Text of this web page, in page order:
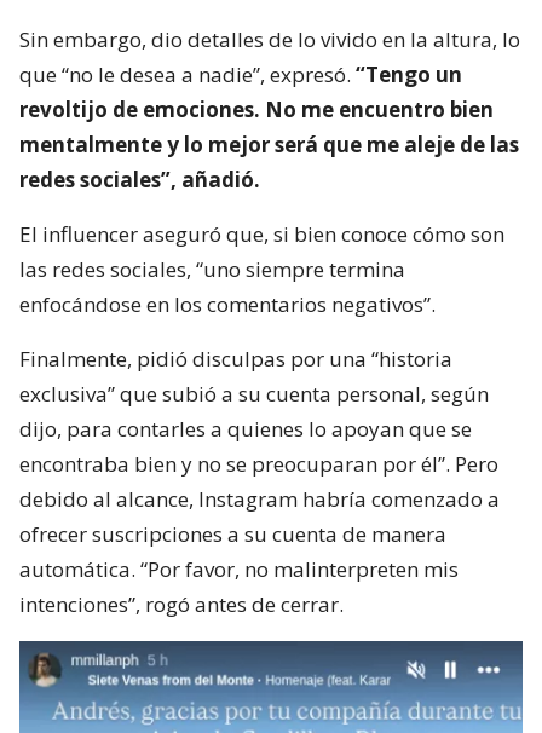
Sin embargo, dio detalles de lo vivido en la altura, lo
que “no le desea a nadie”, expresó. “Tengo un
revoltijo de emociones. No me encuentro bien
mentalmente y lo mejor será que me aleje de las
redes sociales”, añadió.
El influencer aseguró que, si bien conoce cómo son
las redes sociales, “uno siempre termina
enfocándose en los comentarios negativos”.
Finalmente, pidió disculpas por una “historia
exclusiva” que subió a su cuenta personal, según
dijo, para contarles a quienes lo apoyan que se
encontraba bien y no se preocuparan por él”. Pero
debido al alcance, Instagram habría comenzado a
ofrecer suscripciones a su cuenta de manera
automática. “Por favor, no malinterpreten mis
intenciones”, rogó antes de cerrar.